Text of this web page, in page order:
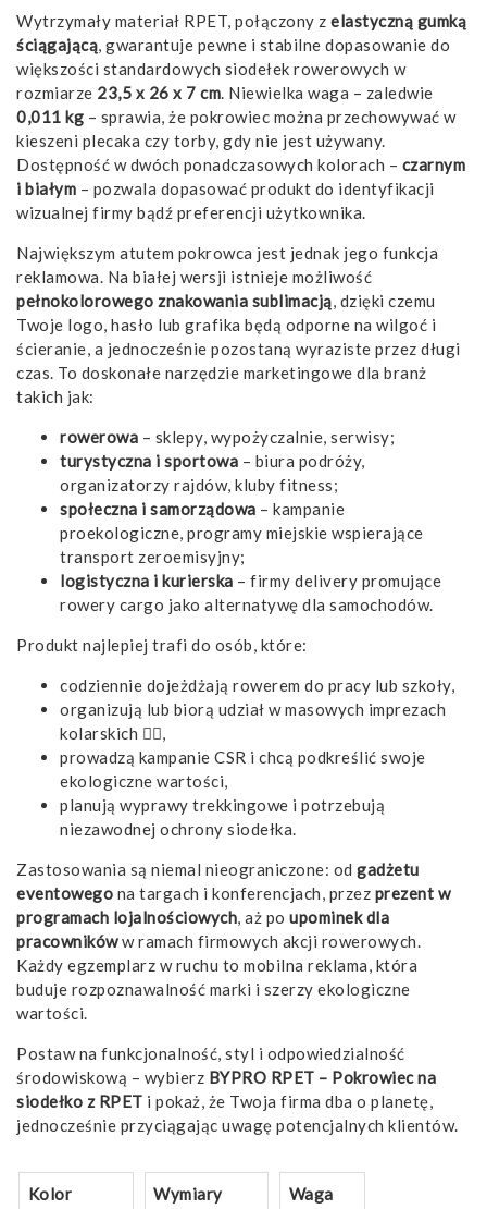
Wytrzymały materiał RPET, połączony z elastyczną gumką
ściągającą, gwarantuje pewne i stabilne dopasowanie do
większości standardowych siodełek rowerowych w
rozmiarze 23,5 x 26 x 7 cm. Niewielka waga – zaledwie
0,011 kg – sprawia, że pokrowiec można przechowywać w
kieszeni plecaka czy torby, gdy nie jest używany.
Dostępność w dwóch ponadczasowych kolorach – czarnym
i białym – pozwala dopasować produkt do identyfikacji
wizualnej firmy bądź preferencji użytkownika.
Największym atutem pokrowca jest jednak jego funkcja
reklamowa. Na białej wersji istnieje możliwość
pełnokolorowego znakowania sublimacją, dzięki czemu
Twoje logo, hasło lub grafika będą odporne na wilgoć i
ścieranie, a jednocześnie pozostaną wyraziste przez długi
czas. To doskonałe narzędzie marketingowe dla branż
takich jak:
rowerowa – sklepy, wypożyczalnie, serwisy;
turystyczna i sportowa – biura podróży,
organizatorzy rajdów, kluby fitness;
społeczna i samorządowa – kampanie
proekologiczne, programy miejskie wspierające
transport zeroemisyjny;
logistyczna i kurierska – firmy delivery promujące
rowery cargo jako alternatywę dla samochodów.
Produkt najlepiej trafi do osób, które:
codziennie dojeżdżają rowerem do pracy lub szkoły,
organizują lub biorą udział w masowych imprezach
kolarskich 🚴‍♂️,
prowadzą kampanie CSR i chcą podkreślić swoje
ekologiczne wartości,
planują wyprawy trekkingowe i potrzebują
niezawodnej ochrony siodełka.
Zastosowania są niemal nieograniczone: od gadżetu
eventowego na targach i konferencjach, przez prezent w
programach lojalnościowych, aż po upominek dla
pracownikóww ramach firmowych akcji rowerowych.
Każdy egzemplarz w ruchu to mobilna reklama, która
buduje rozpoznawalność marki i szerzy ekologiczne
wartości.
Postaw na funkcjonalność, styl i odpowiedzialność
środowiskową – wybierz BYPRO RPET – Pokrowiec na
siodełko z RPET i pokaż, że Twoja firma dba o planetę,
jednocześnie przyciągając uwagę potencjalnych klientów.
Kolor
Wymiary
Waga